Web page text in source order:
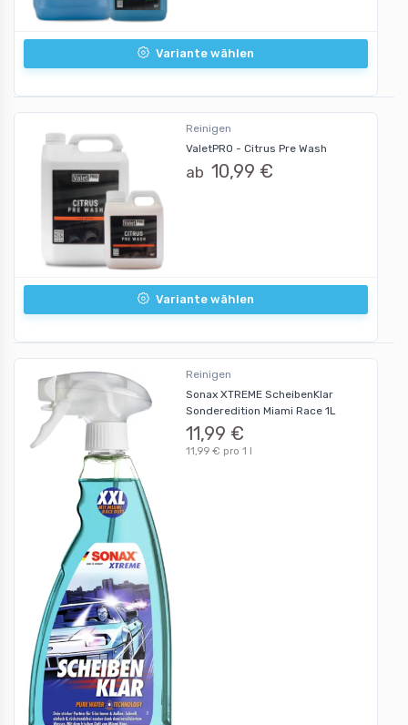
Variante wählen
Reinigen
ValetPRO - Citrus Pre Wash
ab 10,99 €
Variante wählen
Reinigen
Sonax XTREME ScheibenKlar
Sonderedition Miami Race 1L
11,99 €
11,99 € pro 1 l